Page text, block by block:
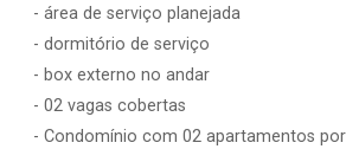
- área de serviço planejada
- dormitório de serviço
- box externo no andar
- 02 vagas cobertas
- Condomínio com 02 apartamentos